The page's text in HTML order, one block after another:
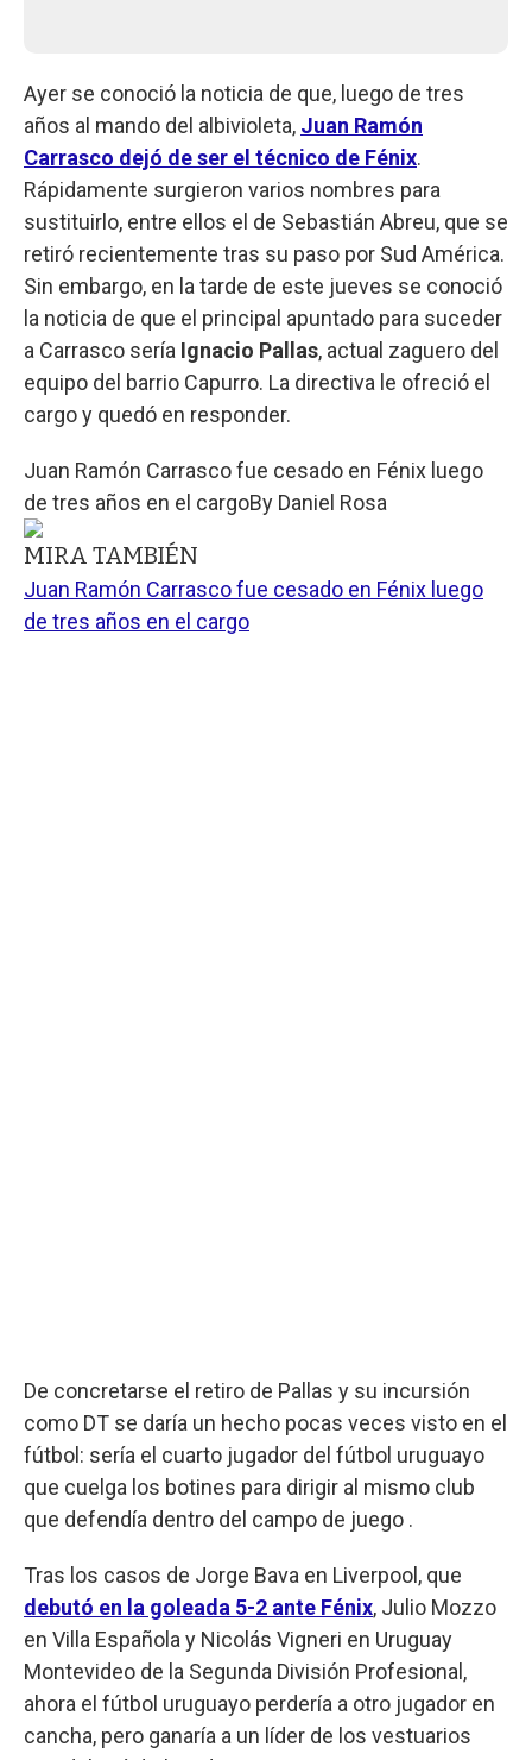
Ayer se conoció la noticia de que, luego de tres
años al mando del albivioleta, Juan Ramón
Carrasco dejó de ser el técnico de Fénix.
Rápidamente surgieron varios nombres para
sustituirlo, entre ellos el de Sebastián Abreu, que se
retiró recientemente tras su paso por Sud América.
Sin embargo, en la tarde de este jueves se conoció
la noticia de que el principal apuntado para suceder
a Carrasco sería Ignacio Pallas, actual zaguero del
equipo del barrio Capurro. La directiva le ofreció el
cargo y quedó en responder.
Juan Ramón Carrasco fue cesado en Fénix luego
de tres años en el cargoBy Daniel Rosa
MIRA TAMBIÉN
Juan Ramón Carrasco fue cesado en Fénix luego
de tres años en el cargo
De concretarse el retiro de Pallas y su incursión
como DT se daría un hecho pocas veces visto en el
fútbol: sería el cuarto jugador del fútbol uruguayo
que cuelga los botines para dirigir al mismo club
que defendía dentro del campo de juego .
Tras los casos de Jorge Bava en Liverpool, que
debutó en la goleada 5-2 ante Fénix, Julio Mozzo
en Villa Española y Nicolás Vigneri en Uruguay
Montevideo de la Segunda División Profesional,
ahora el fútbol uruguayo perdería a otro jugador en
cancha, pero ganaría a un líder de los vestuarios